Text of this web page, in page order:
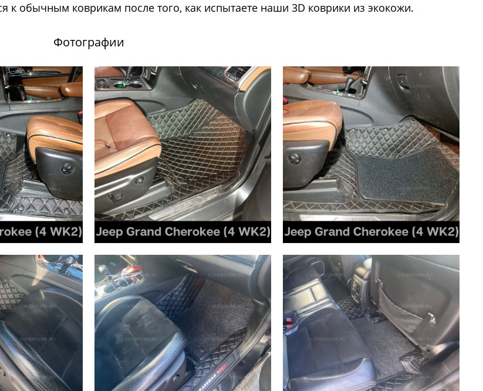
к обычным коврикам после того, как испытаете наши 3D коврики из экокожи.
Фотографии